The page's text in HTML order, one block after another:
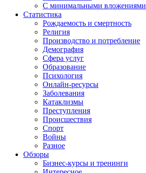
С минимальными вложениями
Статистика
Рождаемость и смертность
Религия
Производство и потребление
Демография
Сфера услуг
Образование
Психология
Онлайн-ресурсы
Заболевания
Катаклизмы
Преступления
Происшествия
Спорт
Войны
Разное
Обзоры
Бизнес-курсы и тренинги